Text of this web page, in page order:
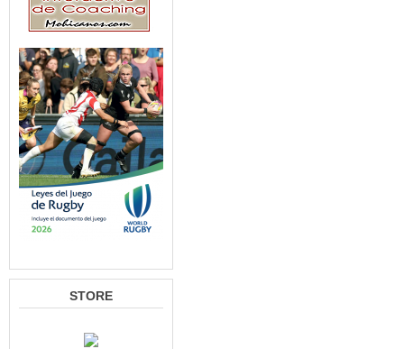
STORE